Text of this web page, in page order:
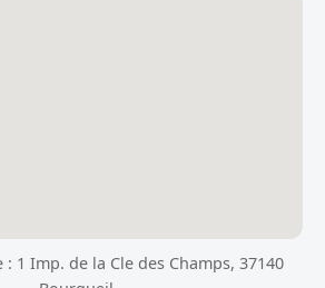
: 1 Imp. de la Cle des Champs, 37140